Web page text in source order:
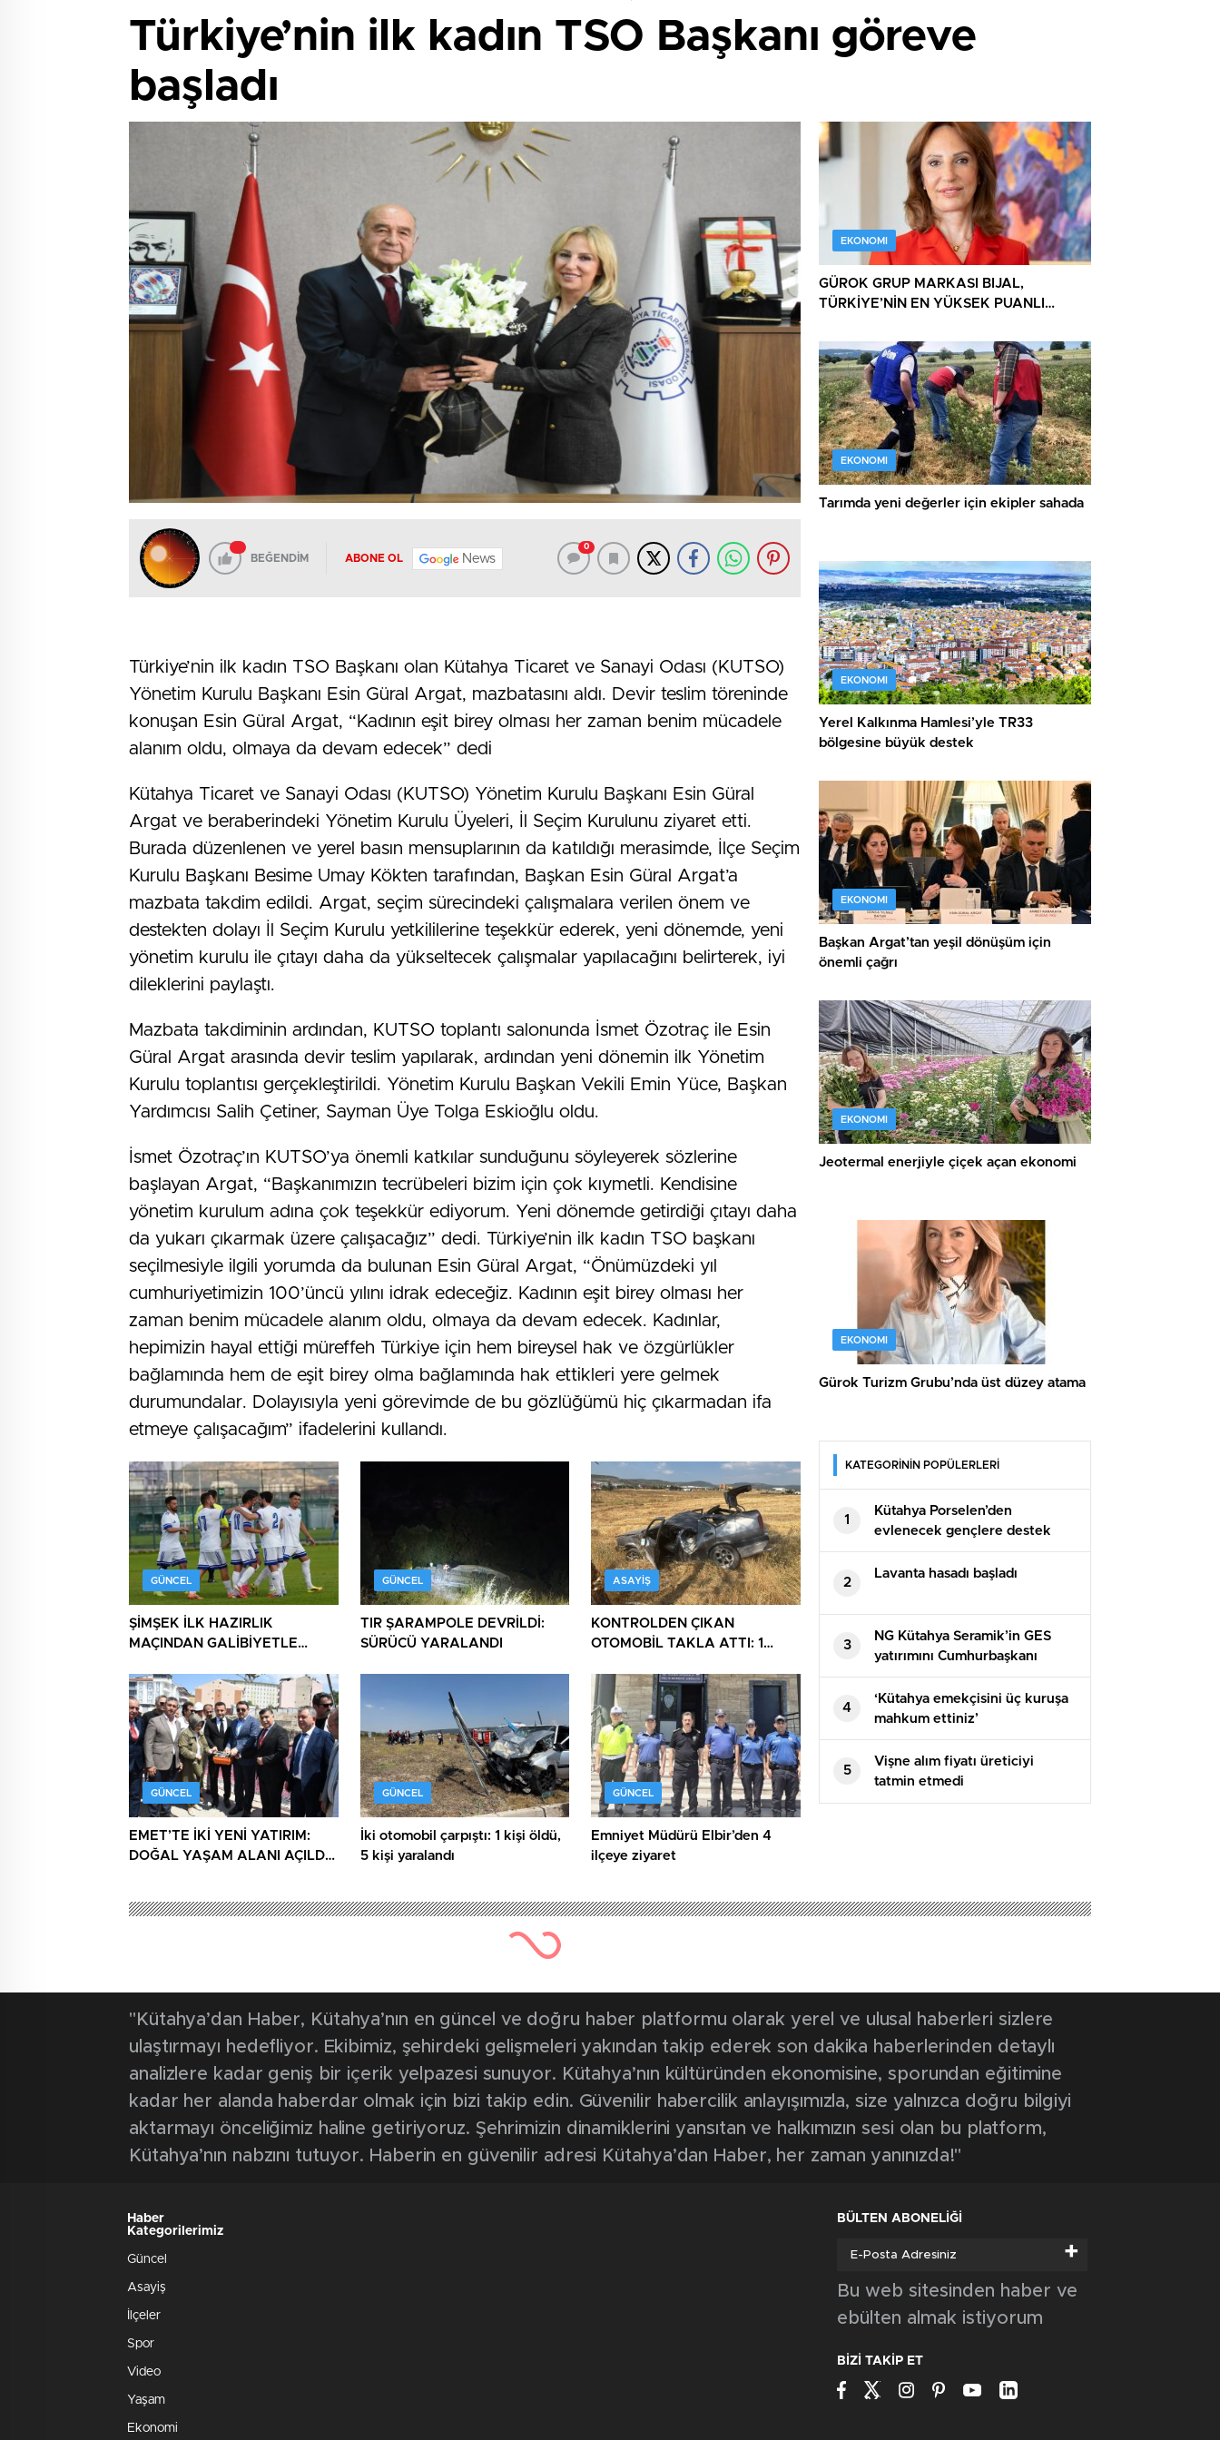
Türkiye’nin ilk kadın TSO Başkanı göreve
başladı
BEĞENDİM ABONE OL News
0
Türkiye’nin ilk kadın TSO Başkanı olan Kütahya Ticaret ve Sanayi Odası (KUTSO)
Yönetim Kurulu Başkanı Esin Güral Argat, mazbatasını aldı. Devir teslim töreninde
konuşan Esin Güral Argat, “Kadının eşit birey olması her zaman benim mücadele
alanım oldu, olmaya da devam edecek” dedi
Kütahya Ticaret ve Sanayi Odası (KUTSO) Yönetim Kurulu Başkanı Esin Güral
Argat ve beraberindeki Yönetim Kurulu Üyeleri, İl Seçim Kurulunu ziyaret etti.
Burada düzenlenen ve yerel basın mensuplarının da katıldığı merasimde, İlçe Seçim
Kurulu Başkanı Besime Umay Kökten tarafından, Başkan Esin Güral Argat’a
mazbata takdim edildi. Argat, seçim sürecindeki çalışmalara verilen önem ve
destekten dolayı İl Seçim Kurulu yetkililerine teşekkür ederek, yeni dönemde, yeni
yönetim kurulu ile çıtayı daha da yükseltecek çalışmalar yapılacağını belirterek, iyi
dileklerini paylaştı.
Mazbata takdiminin ardından, KUTSO toplantı salonunda İsmet Özotraç ile Esin
Güral Argat arasında devir teslim yapılarak, ardından yeni dönemin ilk Yönetim
Kurulu toplantısı gerçekleştirildi. Yönetim Kurulu Başkan Vekili Emin Yüce, Başkan
Yardımcısı Salih Çetiner, Sayman Üye Tolga Eskioğlu oldu.
İsmet Özotraç’ın KUTSO’ya önemli katkılar sunduğunu söyleyerek sözlerine
başlayan Argat, “Başkanımızın tecrübeleri bizim için çok kıymetli. Kendisine
yönetim kurulum adına çok teşekkür ediyorum. Yeni dönemde getirdiği çıtayı daha
da yukarı çıkarmak üzere çalışacağız” dedi. Türkiye’nin ilk kadın TSO başkanı
seçilmesiyle ilgili yorumda da bulunan Esin Güral Argat, “Önümüzdeki yıl
cumhuriyetimizin 100’üncü yılını idrak edeceğiz. Kadının eşit birey olması her
zaman benim mücadele alanım oldu, olmaya da devam edecek. Kadınlar,
hepimizin hayal ettiği müreffeh Türkiye için hem bireysel hak ve özgürlükler
bağlamında hem de eşit birey olma bağlamında hak ettikleri yere gelmek
durumundalar. Dolayısıyla yeni görevimde de bu gözlüğümü hiç çıkarmadan ifa
etmeye çalışacağım” ifadelerini kullandı.
GÜNCEL
ŞİMŞEK İLK HAZIRLIK
MAÇINDAN GALİBİYETLE
GÜNCEL
TIR ŞARAMPOLE DEVRİLDİ:
SÜRÜCÜ YARALANDI
ASAYIŞ
KONTROLDEN ÇIKAN
OTOMOBİL TAKLA ATTI: 1
GÜNCEL
EMET’TE İKİ YENİ YATIRIM:
DOĞAL YAŞAM ALANI AÇILDI,
GÜNCEL
İki otomobil çarpıştı: 1 kişi öldü,
5 kişi yaralandı
GÜNCEL
Emniyet Müdürü Elbir’den 4
ilçeye ziyaret
EKONOMI
GÜROK GRUP MARKASI BIJAL,
TÜRKİYE’NİN EN YÜKSEK PUANLI
EKONOMI
Tarımda yeni değerler için ekipler sahada
EKONOMI
Yerel Kalkınma Hamlesi’yle TR33
bölgesine büyük destek
EKONOMI
Başkan Argat’tan yeşil dönüşüm için
önemli çağrı
EKONOMI
Jeotermal enerjiyle çiçek açan ekonomi
EKONOMI
Gürok Turizm Grubu’nda üst düzey atama
KATEGORİNİN POPÜLERLERİ
1
Kütahya Porselen’den
evlenecek gençlere destek
2
Lavanta hasadı başladı
3
NG Kütahya Seramik’in GES
yatırımını Cumhurbaşkanı
Erdoğan açtı
4
‘Kütahya emekçisini üç kuruşa
mahkum ettiniz’
5
Vişne alım fiyatı üreticiyi
tatmin etmedi
"Kütahya’dan Haber, Kütahya’nın en güncel ve doğru haber platformu olarak yerel ve ulusal haberleri sizlere
ulaştırmayı hedefliyor. Ekibimiz, şehirdeki gelişmeleri yakından takip ederek son dakika haberlerinden detaylı
analizlere kadar geniş bir içerik yelpazesi sunuyor. Kütahya’nın kültüründen ekonomisine, sporundan eğitimine
kadar her alanda haberdar olmak için bizi takip edin. Güvenilir habercilik anlayışımızla, size yalnızca doğru bilgiyi
aktarmayı önceliğimiz haline getiriyoruz. Şehrimizin dinamiklerini yansıtan ve halkımızın sesi olan bu platform,
Kütahya’nın nabzını tutuyor. Haberin en güvenilir adresi Kütahya’dan Haber, her zaman yanınızda!"
Haber
Kategorilerimiz
Güncel
Asayiş
İlçeler
Spor
Video
Yaşam
Ekonomi
BÜLTEN ABONELİĞİ
+
Bu web sitesinden haber ve
ebülten almak istiyorum
BİZİ TAKİP ET